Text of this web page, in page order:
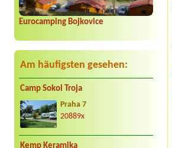
Eurocamping Bojkovice
Am häufigsten gesehen:
Camp Sokol Troja
Praha 7
20889x
Kemp Keramika